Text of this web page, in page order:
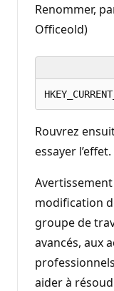
Renommer,
Officeold)
Rouvrez
essayer l’effet.
modification
groupe de
avancés, aux
aider à